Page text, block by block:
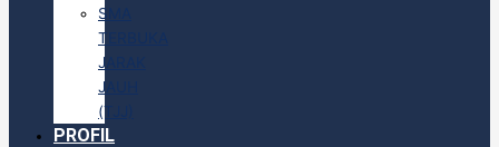
SMA
TERBUKA
JARAK
JAUH
(TJJ)
PROFIL